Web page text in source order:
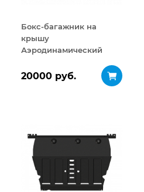
Бокс-багажник на
крышу
Аэродинамический
20000 руб.